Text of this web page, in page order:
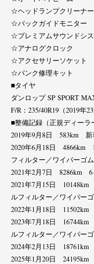
☆ヘッドランプクリーナー
☆バックガイドモニター
☆プレミアムサウンドシス
☆アナログクロック
☆アクセサリーソケット
☆パンク修理キット
■タイヤ
ダンロップ SP SPORT
F/R：235/40R19（2019年23
■整備記録（正規ディーラ
2019年9月8日 583km 新
2020年6月18日 4866km
フィルター／ワイパーゴ
2021年2月7日 8286km 6
2021年7月15日 10148km
ルフィルター／ワイパー
2022年1月18日
2023年7月18日 16744km
ルフィルター／ワイパー
2024年2月13日
2025年1月20日